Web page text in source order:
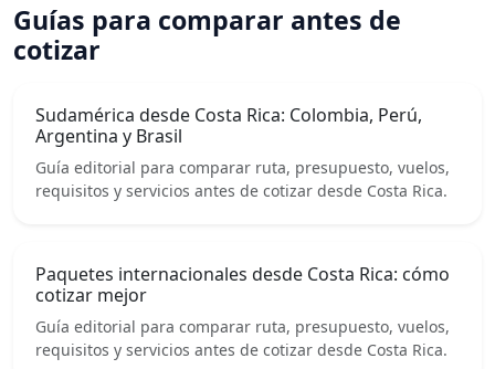
Guías para comparar antes de
cotizar
Sudamérica desde Costa Rica: Colombia, Perú,
Argentina y Brasil
Guía editorial para comparar ruta, presupuesto, vuelos,
requisitos y servicios antes de cotizar desde Costa Rica.
Paquetes internacionales desde Costa Rica: cómo
cotizar mejor
Guía editorial para comparar ruta, presupuesto, vuelos,
requisitos y servicios antes de cotizar desde Costa Rica.